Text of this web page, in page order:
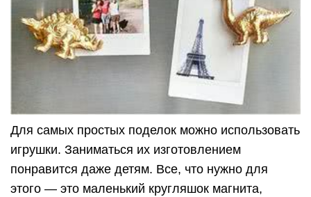
Для самых простых поделок можно использовать
игрушки. Заниматься их изготовлением
понравится даже детям. Все, что нужно для
этого — это маленький кругляшок магнита,